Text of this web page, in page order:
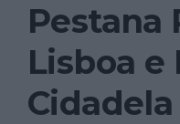
Pestana
Lisboa e
Cidadela